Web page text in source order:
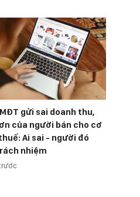
gửi sai doanh thu,
của người bán cho cơ
Ai sai - người đó
nhiệm